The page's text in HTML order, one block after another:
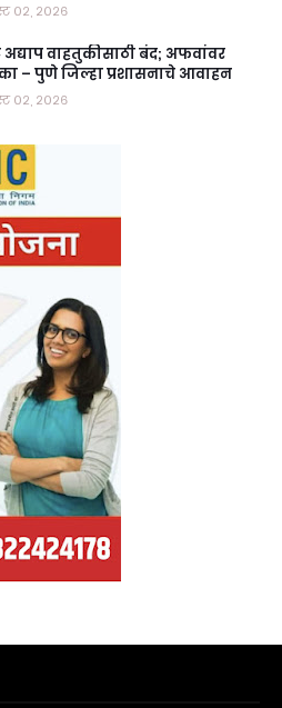
०२, २०२६
अद्याप वाहतुकीसाठी बंद; अफवांवर
– पुणे जिल्हा प्रशासनाचे आवाहन
०२, २०२६